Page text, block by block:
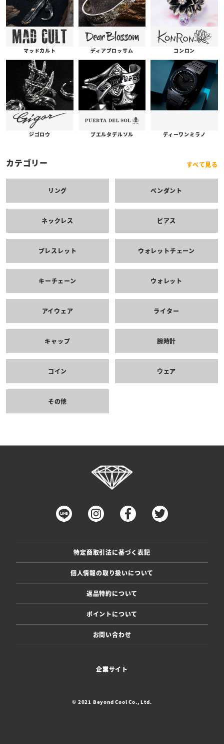
マッドカルト ディアブロッサム コンロン
ジゴロウ プエルタデルソル ディーワンミラノ
カテゴリー すべて見る
リング ペンダント
ネックレス ピアス
ブレスレット ウォレットチェーン
キーチェーン ウォレット
アイウェア ライター
キャップ 腕時計
コイン ウェア
その他
特定商取引法に基づく表記
個人情報の取り扱いについて
返品特約について
ポイントについて
お問い合わせ
企業サイト
© 2021 Beyond Cool Co., Ltd.